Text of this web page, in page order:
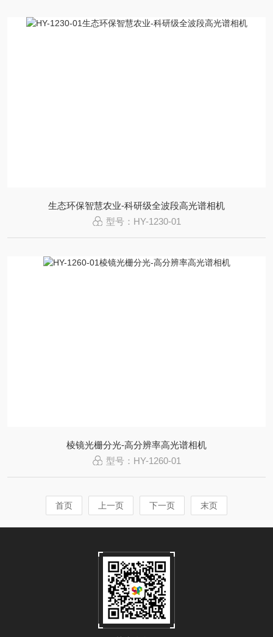
生态环保智慧农业-科研级全波段高光谱相机
型号：HY-1230-01
棱镜光栅分光-高分辨率高光谱相机
型号：HY-1260-01
首页 上一页 下一页 末页